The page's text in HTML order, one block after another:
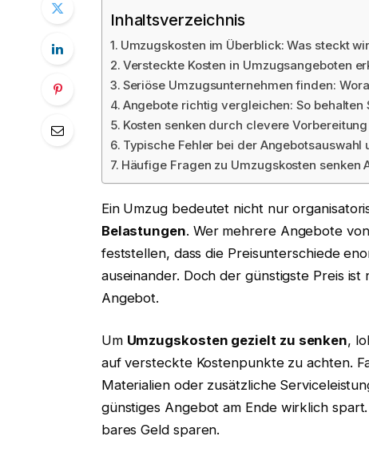
Inhaltsverzeichnis
Umzugskosten im Überblick: Was steckt
Versteckte Kosten in Umzugsangeboten
Seriöse Umzugsunternehmen finden:
Angebote richtig vergleichen: So behalten
Kosten senken durch clevere
Typische Fehler bei der Angebotsauswahl
Häufige Fragen zu Umzugskosten senken
Ein Umzug bedeutet nicht nur
Belastungen. Wer mehrere Angebote
feststellen, dass die Preisunterschiede
auseinander. Doch der günstigste Preis
Angebot.
Um Umzugskosten gezielt zu senken,
auf versteckte Kostenpunkte zu achten.
Materialien oder zusätzliche
günstiges Angebot am Ende wirklich
bares Geld sparen.